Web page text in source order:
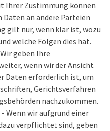
Ihrer Zustimmung können
an andere Parteien
gilt nur, wenn klar ist, wozu
welche Folgen dies hat.
geben Ihre
wenn wir der Ansicht
Daten erforderlich ist, um
Gerichtsverfahren
nachzukommen.
Wenn wir aufgrund einer
verpflichtet sind, geben